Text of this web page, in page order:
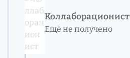
Коллаборационист
Ещё не получено